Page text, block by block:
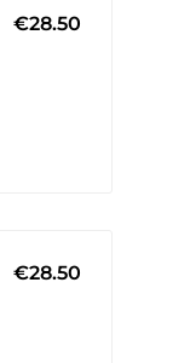
€28.50
€28.50